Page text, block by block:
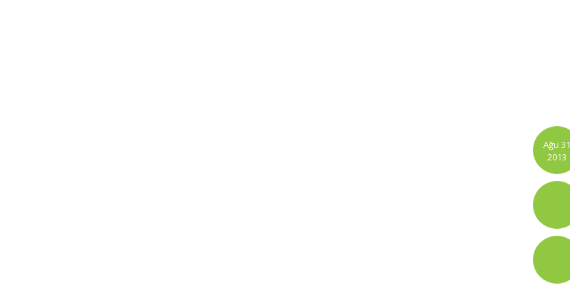
Ağu 31
2013